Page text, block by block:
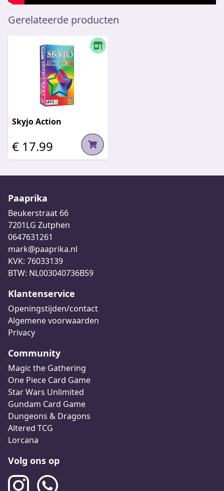
Gerelateerde producten
Skyjo Action
€ 17.99
Paaprika
Beukerstraat 66
7201LG Zutphen
0647631261
mark@paaprika.nl
KVK: 76033139
BTW: NL003040736B59
Klantenservice
Openingstijden/contact
Algemene voorwaarden
Privacy
Community
Magic the Gathering
One Piece Card Game
Star Wars Unlimited
Gundam Card Game
Dungeons & Dragons
Altered TCG
Lorcana
Volg ons op